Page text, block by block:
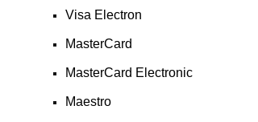
Visa Electron
MasterCard
MasterCard Electronic
Maestro